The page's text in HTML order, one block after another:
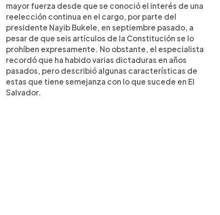
mayor fuerza desde que se conoció el interés de una
reelección continua en el cargo, por parte del
presidente Nayib Bukele, en septiembre pasado, a
pesar de que seis artículos de la Constitución se lo
prohíben expresamente. No obstante, el especialista
recordó que ha habido varias dictaduras en años
pasados, pero describió algunas características de
estas que tiene semejanza con lo que sucede en El
Salvador.